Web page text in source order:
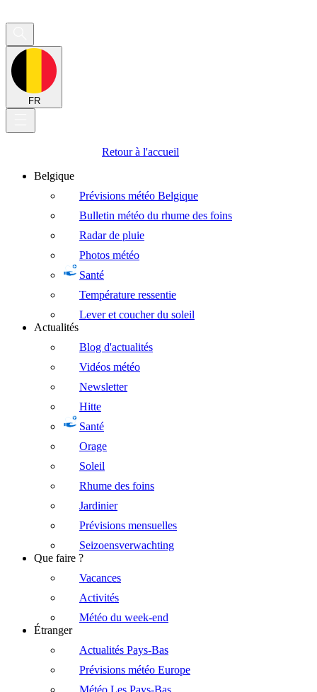
FR
Retour à l'accueil
Belgique
Prévisions météo Belgique
Bulletin météo du rhume des foins
Radar de pluie
Photos météo
Santé
Température ressentie
Lever et coucher du soleil
Actualités
Blog d'actualités
Vidéos météo
Newsletter
Hitte
Santé
Orage
Soleil
Rhume des foins
Jardinier
Prévisions mensuelles
Seizoensverwachting
Que faire ?
Vacances
Activités
Météo du week-end
Étranger
Actualités Pays-Bas
Prévisions météo Europe
Météo Les Pays-Bas